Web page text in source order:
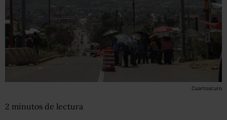
Cuartoscuro
2 minutos de lectura